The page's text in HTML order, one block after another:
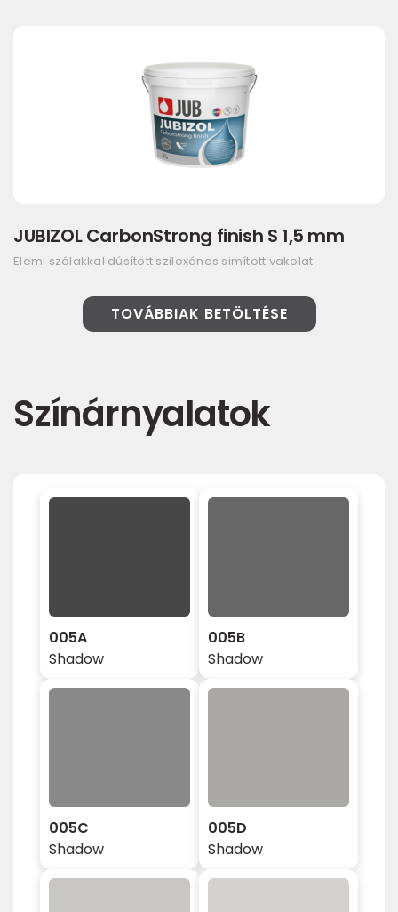
JUBIZOL CarbonStrong finish S 1,5 mm
Elemi szálakkal dúsított sziloxános simított vakolat
TOVÁBBIAK BETÖLTÉSE
Színárnyalatok
005A
Shadow
005B
Shadow
005C
Shadow
005D
Shadow